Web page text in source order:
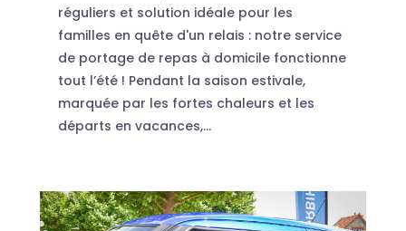
réguliers et solution idéale pour les
familles en quête d'un relais : notre service
de portage de repas à domicile fonctionne
tout l’été ! Pendant la saison estivale,
marquée par les fortes chaleurs et les
départs en vacances,...